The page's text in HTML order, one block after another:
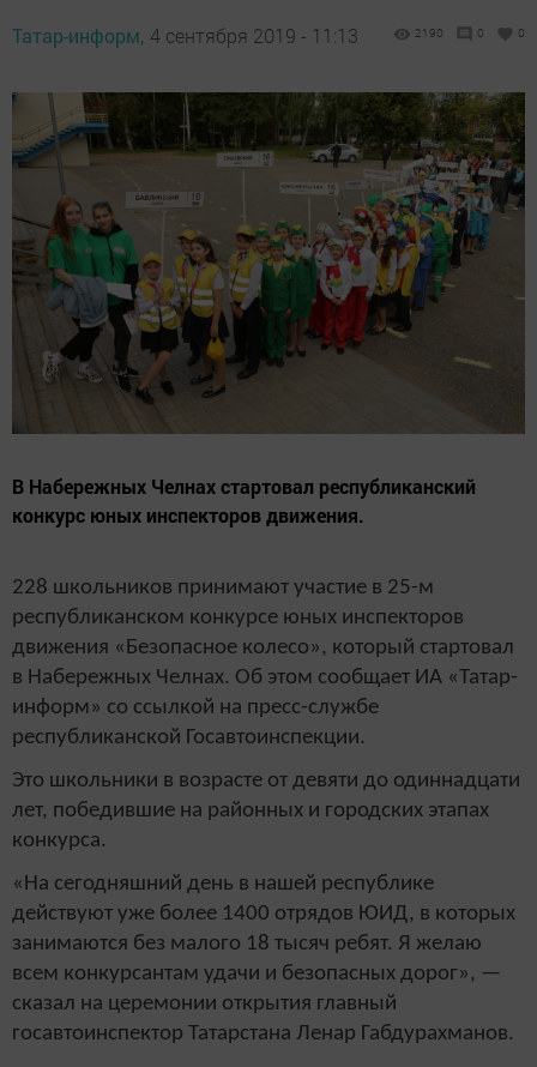
Татар-информ, 4 сентября 2019 - 11:13 2190 0 0
В Набережных Челнах стартовал республиканский
конкурс юных инспекторов движения.
228 школьников принимают участие в 25-м
республиканском конкурсе юных инспекторов
движения «Безопасное колесо», который стартовал
в Набережных Челнах. Об этом сообщает ИА «Татар-
информ» со ссылкой на пресс-службе
республиканской Госавтоинспекции.
Это школьники в возрасте от девяти до одиннадцати
лет, победившие на районных и городских этапах
конкурса.
«На сегодняшний день в нашей республике
действуют уже более 1400 отрядов ЮИД, в которых
занимаются без малого 18 тысяч ребят. Я желаю
всем конкурсантам удачи и безопасных дорог», —
сказал на церемонии открытия главный
госавтоинспектор Татарстана Ленар Габдурахманов.